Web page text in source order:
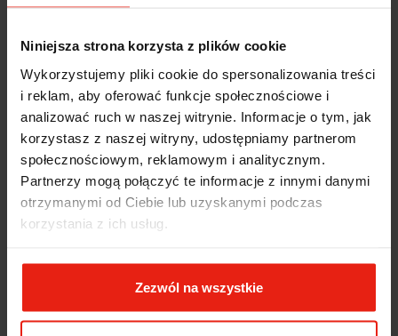
Niniejsza strona korzysta z plików cookie
Wykorzystujemy pliki cookie do spersonalizowania treści
i reklam, aby oferować funkcje społecznościowe i
analizować ruch w naszej witrynie. Informacje o tym, jak
korzystasz z naszej witryny, udostępniamy partnerom
społecznościowym, reklamowym i analitycznym.
Partnerzy mogą połączyć te informacje z innymi danymi
otrzymanymi od Ciebie lub uzyskanymi podczas
korzystania z ich usług.
Zezwól na wszystkie
Marcin
Polecam szybko sprawnie dobrze zapakowane
Zostałem świetnie obsłużony. Brawa dla pracowników.
Alicja zweryfikowano
5
Jestem zaskoczona, że ta paczka dotarła do mnie tak
szybko. Paczka dotarła cała i zdrowa. Szybko,
sprawnie, bez problemów. Bardzo pomocna obsługa
klienta.
5